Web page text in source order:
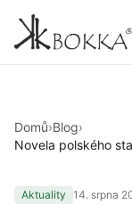
Domů›Blog›
Novela polského
Aktuality 14. srpna